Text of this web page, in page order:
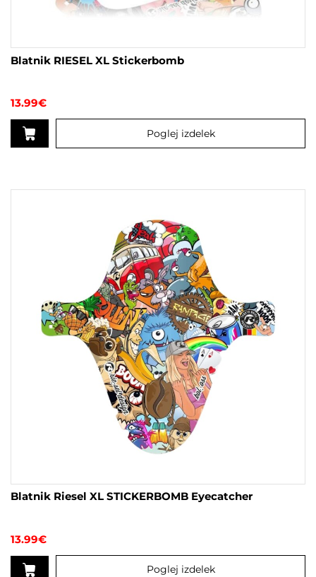
Blatnik RIESEL XL Stickerbomb
13.99€
Poglej izdelek
Blatnik Riesel XL STICKERBOMB Eyecatcher
13.99€
Poglej izdelek